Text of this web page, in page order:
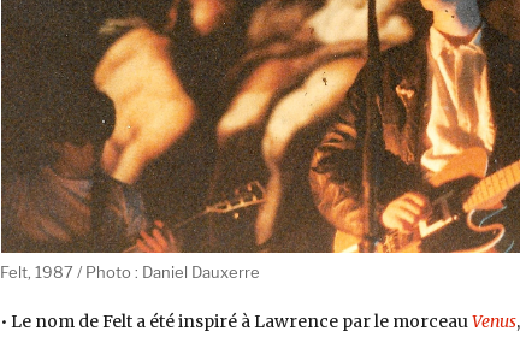
Felt, 1987 / Photo : Daniel Dauxerre
• Le nom de Felt a été inspiré à Lawrence par le morceauVenus